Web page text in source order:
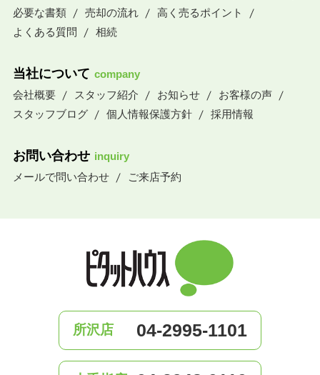
必要な書類
売却の流れ
高く売るポイント
よくある質問
相続
当社について company
会社概要
スタッフ紹介 お知らせ
お客様の声
スタッフブログ
個人情報保護方針 採用情報
お問い合わせ inquiry
メールで問い合わせ
ご来店予約
所沢店 04-2995-1101